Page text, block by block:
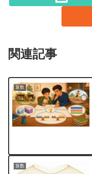
関連記事
算数
算数